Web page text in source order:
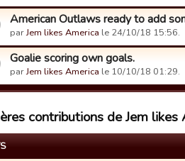
American Outlaws ready to add
parJem likes America le 24/10/18 15:56.
Goalie scoring own goals.
parJem likes America le 10/10/18 01:29.
contributions de Jem likes